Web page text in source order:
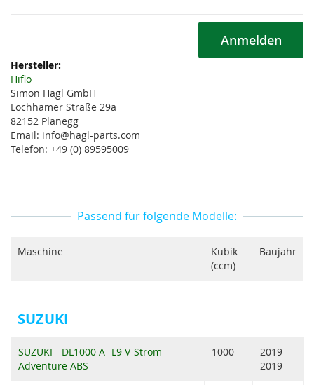
Anmelden
Weitere
Informationen
Hiflo
Simon Hagl GmbH
Lochhamer Straße 29a
82152 Planegg
Email: info@hagl-parts.com
Telefon: +49 (0) 89595009
Passend für folgende Modelle:
Maschine
Kubik
(ccm)
Baujahr
SUZUKI
SUZUKI - DL1000 A- L9 V-Strom
Adventure ABS
1000
2019-
2019